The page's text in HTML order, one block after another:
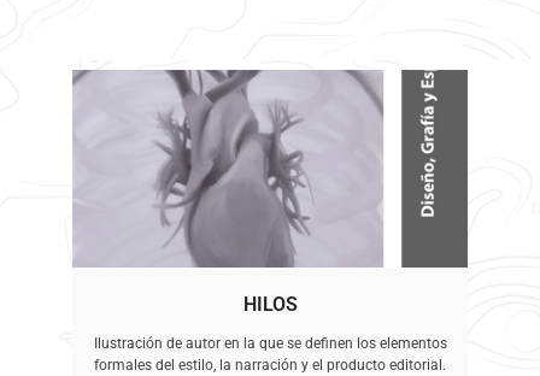
HILOS
Ilustración de autor en la que se definen los elementos
formales del estilo, la narración y el producto editorial.